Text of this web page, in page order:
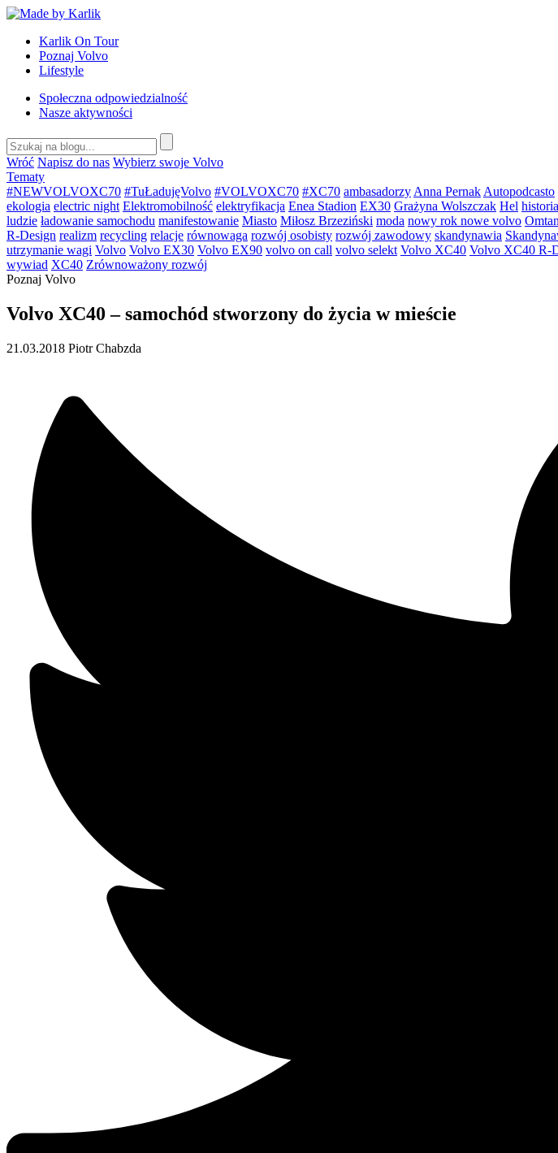
Przejdź
treści
Karlik On Tour
Poznaj Volvo
Lifestyle
Społeczna odpowiedzialność
Nasze aktywności
Wróć Napisz do nas Wybierz swoje Volvo
Tematy
#NEWVOLVOXC70 #TuŁadujęVolvo #VOLVOXC70 #XC70 ambasadorzy Anna Pernak Autopodcasto
ekologia electric night Elektromobilność elektryfikacja Enea Stadion EX30 Grażyna Wolszczak Hel
ludzie ładowanie samochodu manifestowanie Miasto Miłosz Brzeziński moda nowy rok nowe volvo
R-Design realizm recycling relacje równowaga rozwój osobisty rozwój zawodowy skandynawia
utrzymanie wagi Volvo Volvo EX30 Volvo EX90 volvo on call volvo selekt Volvo XC40 Volvo XC40 R-
wywiad XC40 Zrównoważony rozwój
Poznaj Volvo
Volvo XC40 – samochód stworzony do życia w mieście
21.03.2018 Piotr Chabzda